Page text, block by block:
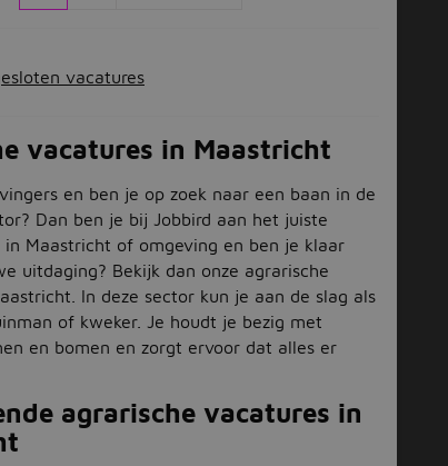
vacatures
vacatures in Maastricht
en ben je op zoek naar een baan in de
Dan ben je bij Jobbird aan het juiste
in Maastricht of omgeving en ben je klaar
uitdaging? Bekijk dan onze agrarische
In deze sector kun je aan de slag als
of kweker. Je houdt je bezig met
en bomen en zorgt ervoor dat alles er
agrarische vacatures in